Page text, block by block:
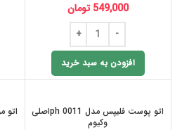
549,000 تومان
افزودن به سبد خرید
اتو پوست فلیپس مدل ph 0011اصلی
وکیوم